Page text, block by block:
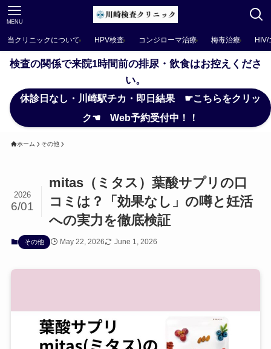
MENU
当クリニックについて HPV検査 コンジローマ治療 梅毒治療
検査の関係で来院1時間前の排尿・飲食はお控えくださ
い。
休診日なし・川崎駅チカ・即日結果 ☛こちらをクリッ
ク☚ Web予約受付中！！
ホーム その他
mitas（ミタス）葉酸サプリの口
コミは？「効果なし」の噂と妊活
への実力を徹底検証
2026
6/01
その他 May 22, 2026 June 1, 2026